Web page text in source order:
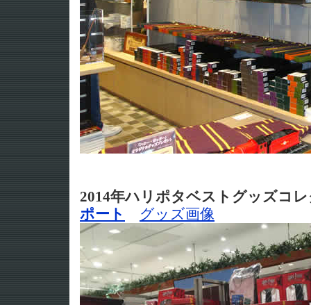
2014年ハリポタベストグッズコ
ポート
グッズ画像